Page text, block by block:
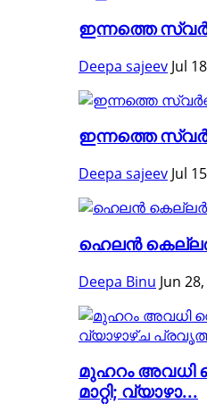
ഇന്നത്തെ
Deepa sajeev Jul
ഇന്നത്തെ
Deepa sajeev Jul
ഹെലന്‍
Deepa Binu Jun
മുഹറം അവധി
മാറ്റി; വ്യാഴാ...